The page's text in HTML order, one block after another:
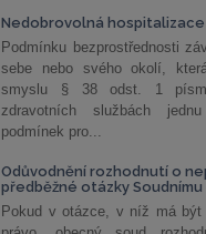
Nedobrovolná hospitalizace
Podmínku bezprostřednosti
sebe nebo svého okolí,
smyslu § 38 odst. 1
zdravotních službách
podmínek pro...
Odůvodnění rozhodnutí o
předběžné otázky Soudnímu
Pokud v otázce, v níž má být